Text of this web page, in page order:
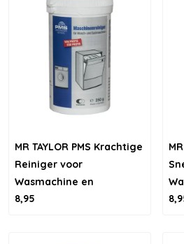
MR TAYLOR PMS Krachtige
Reiniger voor
Wasmachine en
vaatwasser
8,95